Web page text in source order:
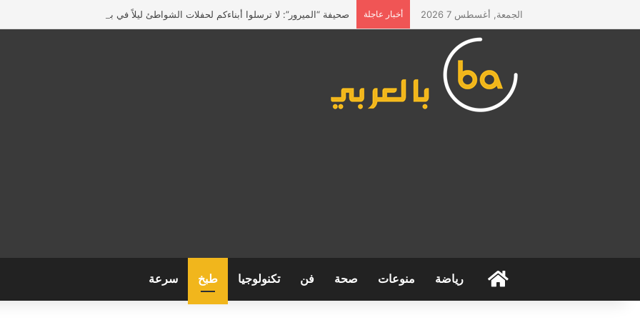
الجمعة, أغسطس 7 2026 أخبار عاجلة صحيفة “الميرور”: لا ترسلوا أبناءكم لحفلات الشواطئ ليلاً في بريطانيا
الرئيسيةرياضة منوعات صحة فن تكنولوجيا طبخ سرعة